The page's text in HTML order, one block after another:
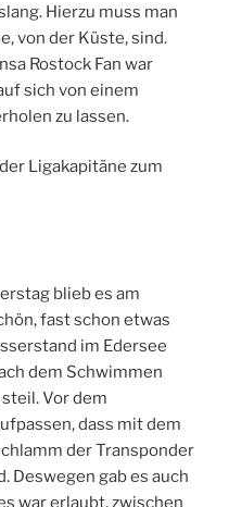
Hierzu muss man
von der Küste, sind.
Rostock Fan war
sich von einem
zu lassen.
Ligakapitäne zum
blieb es am
fast schon etwas
im Edersee
dem Schwimmen
Vor dem
dass mit dem
der Transponder
Deswegen gab es auch
war erlaubt, zwischen